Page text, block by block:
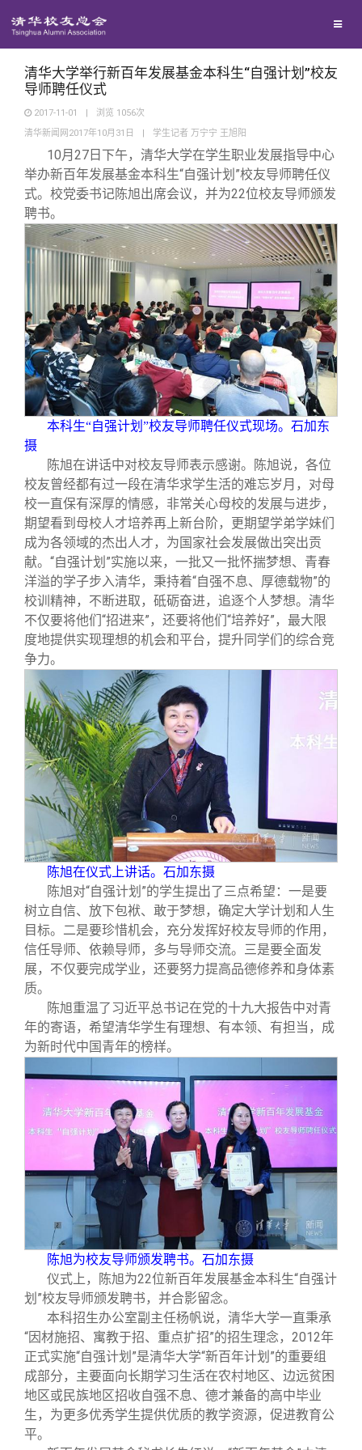
地区联络
年级联络
院系校友工作
兴趣群体
西南联大校友会
回馈母校
捐赠项目
捐赠新闻
捐赠方法
义工计划
媒体平台
《清华校友通讯》
我要订阅
新媒体平台
百年清华
清华故事
青春风采
校友文苑
校友讲坛
校友视界
终身学习
信息化服务
三创大赛
实用信息
校友总会
总会简介
会长致辞
总会章程
理事会名单
制度法规
联系我们
关闭
清华大学举行新百年发展基金本科生“自强计划”校友
导师聘任仪式
2017-11-01 | 浏览 1056次
清华新闻网2017年10月31日
| 学生记者 万宁宁 王旭阳
10月27日下午，清华大学在学生职业发展指导中心
举办新百年发展基金本科生“自强计划”校友导师聘任仪
式。校党委书记陈旭出席会议，并为22位校友导师颁发
聘书。
本科生“自强计划”校友导师聘任仪式现场。石加东
摄
陈旭在讲话中对校友导师表示感谢。陈旭说，各位
校友曾经都有过一段在清华求学生活的难忘岁月，对母
校一直保有深厚的情感，非常关心母校的发展与进步，
期望看到母校人才培养再上新台阶，更期望学弟学妹们
成为各领域的杰出人才，为国家社会发展做出突出贡
献。“自强计划”实施以来，一批又一批怀揣梦想、青春
洋溢的学子步入清华，秉持着“自强不息、厚德载物”的
校训精神，不断进取，砥砺奋进，追逐个人梦想。清华
不仅要将他们“招进来”，还要将他们“培养好”，最大限
度地提供实现理想的机会和平台，提升同学们的综合竞
争力。
陈旭在仪式上讲话。石加东摄
陈旭对“自强计划”的学生提出了三点希望：一是要
树立自信、放下包袱、敢于梦想，确定大学计划和人生
目标。二是要珍惜机会，充分发挥好校友导师的作用，
信任导师、依赖导师，多与导师交流。三是要全面发
展，不仅要完成学业，还要努力提高品德修养和身体素
质。
陈旭重温了习近平总书记在党的十九大报告中对青
年的寄语，希望清华学生有理想、有本领、有担当，成
为新时代中国青年的榜样。
陈旭为校友导师颁发聘书。石加东摄
仪式上，陈旭为22位新百年发展基金本科生“自强计
划”校友导师颁发聘书，并合影留念。
本科招生办公室副主任杨帆说，清华大学一直秉承
“因材施招、寓教于招、重点扩招”的招生理念，2012年
正式实施“自强计划”是清华大学“新百年计划”的重要组
成部分，主要面向长期学习生活在农村地区、边远贫困
地区或民族地区招收自强不息、德才兼备的高中毕业
生，为更多优秀学生提供优质的教学资源，促进教育公
平。